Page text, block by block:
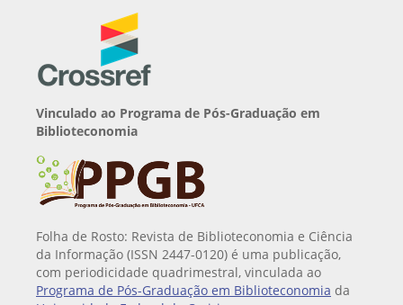
Vinculado ao Programa de Pós-Graduação em
Biblioteconomia
Folha de Rosto: Revista de Biblioteconomia e Ciência
da Informação (ISSN 2447-0120) é uma publicação,
com periodicidade quadrimestral, vinculada ao
Programa de Pós-Graduação em Biblioteconomia da